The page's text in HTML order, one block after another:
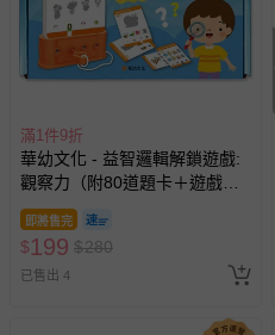
滿1件9折
華幼文化 - 益智邏輯解鎖遊戲:
觀察力（附80道題卡＋遊戲鑰
匙）
即將售完
$199 $280
已售出 4